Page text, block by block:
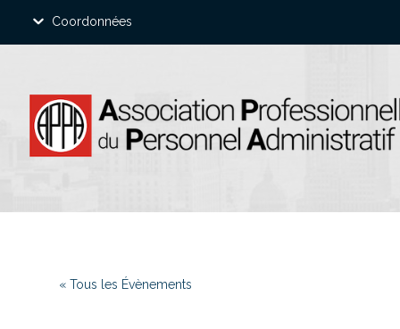
Coordonnées
« Tous les Évènements